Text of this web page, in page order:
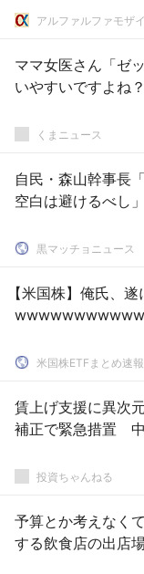
ｗ アルファルファモザ
ママ女医さん「ゼ
いやすいですよね？
くまニュース
自民・森山幹事長
空白は避けるべし
黒マッチョニュース
【米国株】俺氏、
米国株ETFまとめ速報
賃上げ支援に異次
補正で緊急措置 中
投資ちゃんねる
予算とか考えなく
する飲食店の出店